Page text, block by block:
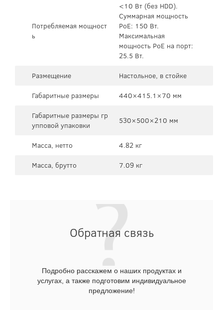
Потребляемая мощност
ь
<10 Вт (без HDD).
Суммарная мощность
PoE: 150 Вт.
Максимальная
мощность PoE на порт:
25.5 Вт.
Размещение
Настольное, в стойке
Габаритные размеры
440×415.1×70 мм
Габаритные размеры гр
упповой упаковки
530×500×210 мм
Масса, нетто
4.82 кг
Масса, брутто
7.09 кг
Обратная связь
Подробно расскажем о наших продуктах и
услугах, а также подготовим индивидуальное
предложение!